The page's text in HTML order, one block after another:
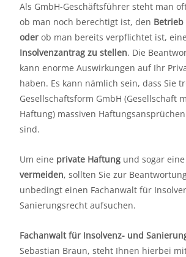
Als GmbH-Geschäftsführer steht man
ob man noch berechtigt ist, den
oder ob man bereits verpflichtet ist,
Insolvenzantrag zu stellen. Die
kann enorme Auswirkungen auf Ihr
haben. Es kann nämlich sein, dass Sie
Gesellschaftsform GmbH (Gesellschaft
Haftung) massiven
sind.
Um eine private Haftung und sogar eine
vermeiden, sollten Sie zur
unbedingt einen Fachanwalt für
Sanierungsrecht aufsuchen.
Fachanwalt für Insolvenz- und
Sebastian Braun, steht Ihnen hierbei